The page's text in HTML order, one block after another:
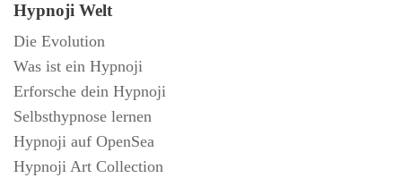
Hypnoji Welt
Die Evolution
Was ist ein Hypnoji
Erforsche dein Hypnoji
Selbsthypnose lernen
Hypnoji auf OpenSea
Hypnoji Art Collection